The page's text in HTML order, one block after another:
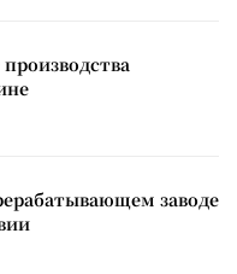
заводе